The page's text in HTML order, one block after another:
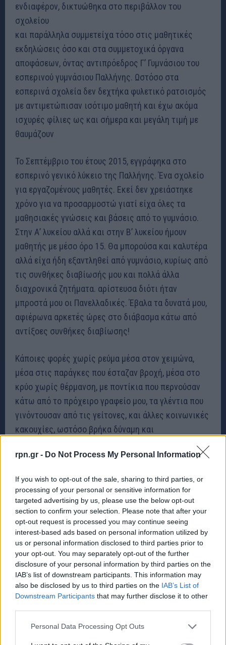
rpn.gr - Do Not Process My Personal Information
If you wish to opt-out of the sale, sharing to third parties, or
processing of your personal or sensitive information for
targeted advertising by us, please use the below opt-out
section to confirm your selection. Please note that after your
opt-out request is processed you may continue seeing
interest-based ads based on personal information utilized by
us or personal information disclosed to third parties prior to
your opt-out. You may separately opt-out of the further
disclosure of your personal information by third parties on the
IAB’s list of downstream participants. This information may
also be disclosed by us to third parties on the IAB’s List of
Downstream Participants that may further disclose it to other
Personal Data Processing Opt Outs
ενδιαφέρον, δικτυώθηκα στο περιβάλλον του
σχολείου
και παράλληλα συμμετείχα τόσο στις μαθητικές
εκδηλώσεις όσο και στα συμμετοχικά όργανα
αποφάσεων, όντας αντιπρόεδρος Γ’ Γυμνάσιου του
εσπερινού γυμνάσιου Παλλήνης. Ωστόσο στα
εσπερινά σχολεία δεν δεχτήκα φυλετικό ρατσισμός
με αντιμετώπισαν ισότιμο μαθητή και έχω ακόμα
ισχυρές φίλιες ως και σήμερα και μεγάλη τιμή με
θαυμάζουν
Το Σεπτέμβριο του έτους 2015, εγγράφηκα στο
εσπερινό γενικό λύκειο της Παλλήνης. Ένα σχολείο
για εργαζομένους μαθητές. Εκεί δεν χρειάστηκε
χρόνο για να προσαρμοστώ γιατί είχα όλες τα
μαθησιακές γνώσεις και βάσεις από το γυμνάσιο.
Στην Α’ λυκείου αλλά και στην Β’ λυκείου ήμουν
μαθητής με μέσο όρο 15. Θα μπορούσα και καλυτέρα
αλλά είχα ήδη εξαντληθεί από γυμνάσιο, κυρίως από
τις συνθήκες διαβίωσής μου και πολλά άλλα
διαχρονικά ζητήματα. αρίστευσα διότι ήταν
μπροστά μου οι Πανελλαδικές. Έβαλα τα δυνατά μου,
αφιέρωνα αρκετές ώρες στο διάβασμα κάτω από
αντίξοες συνθήκες διαβίωσης!
Κάποιες φορές χωρίς ρεύμα μέσα στον χειμώνα,
μέσα στις παράγκες που έσταζαν βροχή, μέσα στο
κρύο χωρίς θέρμανση, με ποντίκια που περνούσαν
κάτω από το πρόχειρο γραφείο μου, τα γλέντια που
γινόντουσαν από τις γείτονες, και άλλες κοινωνικές
κακουχίες, ωστόσο βρήκα δύναμη και
αυτοπεποίθηση και κατάφερα να ξεπεράσω αρκετά
εμπόδια, προκαταλήψεις, στιγματισμό και πολλά και
τμήματος Νοσηλευτική του Πανεπιστημίου Δυτικής
Αττικής στο Αιγάλεω.
Επόμενο στόχος μου να κάνω δωρεάν κάποιο
μεταπτυχιακό στο ΕΚΠΑ σχετικά για τις προλήψεις
και αγωγής υγειας σε κοινωνικές ευάλωτες ομάδες
τον τομέα Υγείας.
Με αυτό το σκεπτικό λειτουργώ μέχρι και σήμερα:
Για Κάτι καλύτερο για μένα, για την οικογένειά μου,
για την κοινότητα από την οποία προέρχομαι και για